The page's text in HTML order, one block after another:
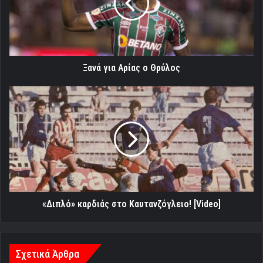
Ξανά για Αρίας ο Θρύλος
«Διπλό»
καρδιάς
στο
Καυτανζόγλειο!
[Video]
«Διπλό» καρδιάς στο Καυτανζόγλειο! [Video]
Σχετικά Άρθρα